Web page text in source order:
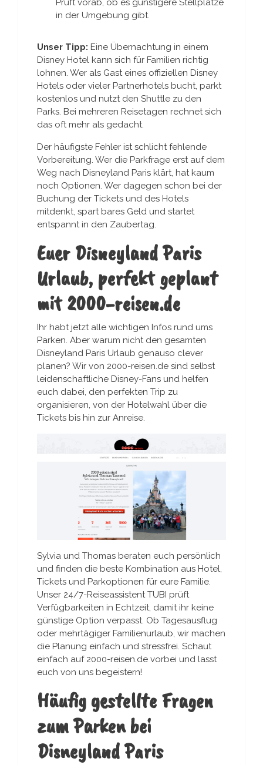
Prüft vorab, ob es günstigere Stellplätze
in der Umgebung gibt.
Unser Tipp: Eine Übernachtung in einem
Disney Hotel kann sich für Familien richtig
lohnen. Wer als Gast eines offiziellen Disney
Hotels oder vieler Partnerhotels bucht, parkt
kostenlos und nutzt den Shuttle zu den
Parks. Bei mehreren Reisetagen rechnet sich
das oft mehr als gedacht.
Der häufigste Fehler ist schlicht fehlende
Vorbereitung. Wer die Parkfrage erst auf dem
Weg nach Disneyland Paris klärt, hat kaum
noch Optionen. Wer dagegen schon bei der
Buchung der Tickets und des Hotels
mitdenkt, spart bares Geld und startet
entspannt in den Zaubertag.
Euer Disneyland Paris
Urlaub, perfekt geplant
mit 2000-reisen.de
Ihr habt jetzt alle wichtigen Infos rund ums
Parken. Aber warum nicht den gesamten
Disneyland Paris Urlaub genauso clever
planen? Wir von 2000-reisen.de sind selbst
leidenschaftliche Disney-Fans und helfen
euch dabei, den perfekten Trip zu
organisieren, von der Hotelwahl über die
Tickets bis hin zur Anreise.
Sylvia und Thomas beraten euch persönlich
und finden die beste Kombination aus Hotel,
Tickets und Parkoptionen für eure Familie.
Unser 24/7-Reiseassistent TUBI prüft
Verfügbarkeiten in Echtzeit, damit ihr keine
günstige Option verpasst. Ob Tagesausflug
oder mehrtägiger Familienurlaub, wir machen
die Planung einfach und stressfrei. Schaut
einfach auf 2000-reisen.de vorbei und lasst
euch von uns begeistern!
Häufig gestellte Fragen
zum Parken bei
Disneyland Paris